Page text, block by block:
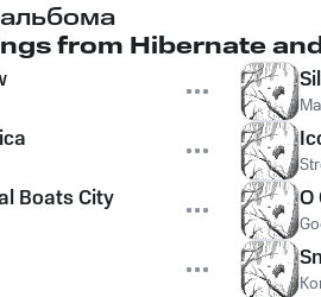
from Hibernate
Boats City O